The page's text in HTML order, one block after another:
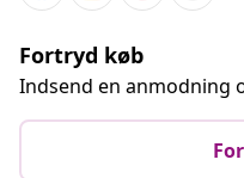
Fortryd køb
Indsend en anmodning